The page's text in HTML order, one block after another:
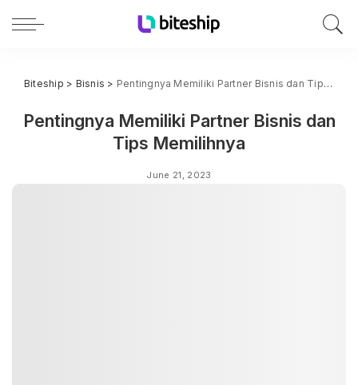
Biteship > Bisnis > Pentingnya Memiliki Partner Bisnis dan Tips Memilihnya
Pentingnya Memiliki Partner Bisnis dan
Tips Memilihnya
June 21, 2023